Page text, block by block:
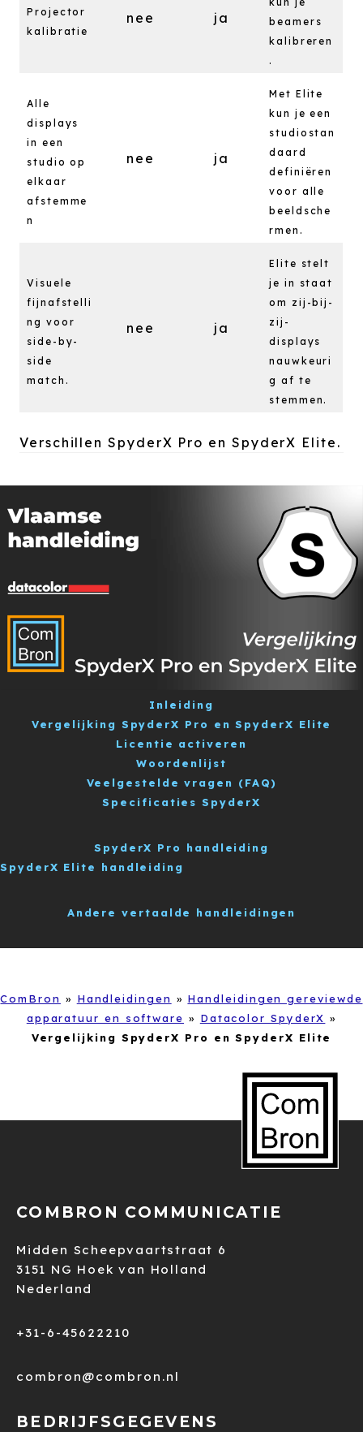
Projector
kalibratie
nee ja
beamers
kalibreren
.
Alle
displays
in een
studio op
elkaar
afstemme
n
nee ja
Met Elite
kun je een
studiostan
daard
definiëren
voor alle
beeldsche
rmen.
Visuele
fijnafstelli
ng voor
side-by-
side
match.
nee ja
Elite stelt
je in staat
om zij-bij-
zij-
displays
nauwkeuri
g af te
stemmen.
Verschillen SpyderX Pro en SpyderX Elite.
Inleiding
Vergelijking SpyderX Pro en SpyderX Elite
Licentie activeren
Woordenlijst
Veelgestelde vragen (FAQ)
Specificaties SpyderX
SpyderX Pro handleiding
SpyderX Elite handleiding
Andere vertaalde handleidingen
ComBron » Handleidingen » Handleidingen gereviewde
apparatuur en software » Datacolor SpyderX »
Vergelijking SpyderX Pro en SpyderX Elite
COMBRON COMMUNICATIE
Midden Scheepvaartstraat 6
3151 NG Hoek van Holland
Nederland
+31-6-45622210
combron@combron.nl
BEDRIJFSGEGEVENS